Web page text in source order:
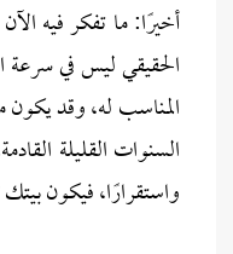
أخيرًا: ما تفكر فيه
الحقيقي ليس في سرعة
المناسب له، وقد
السنوات القليلة
واستقرارًا، فيكون بيتك